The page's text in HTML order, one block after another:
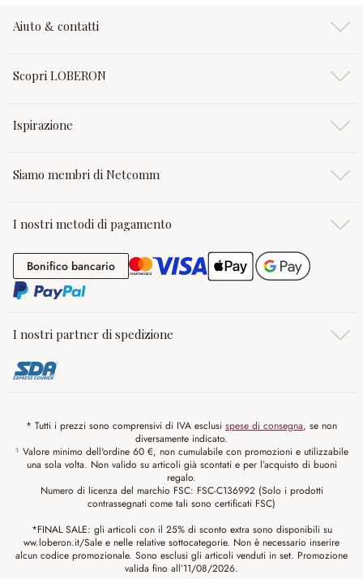
Aiuto & contatti
Scopri LOBERON
Ispirazione
Siamo membri di Netcomm
I nostri metodi di pagamento
Bonifico bancarioBonifico bancario
I nostri partner di spedizione
* Tutti i prezzi sono comprensivi di IVA esclusi spese di consegna, se non
diversamente indicato.
¹ Valore minimo dell'ordine 60 €, non cumulabile con promozioni e utilizzabile
una sola volta. Non valido su articoli già scontati e per l’acquisto di buoni
regalo.
Numero di licenza del marchio FSC: FSC-C136992 (Solo i prodotti
contrassegnati come tali sono certificati FSC)
*FINAL SALE: gli articoli con il 25% di sconto extra sono disponibili su
ww.loberon.it/Sale e nelle relative sottocategorie. Non è necessario inserire
alcun codice promozionale. Sono esclusi gli articoli venduti in set. Promozione
valida fino all’11/08/2026.